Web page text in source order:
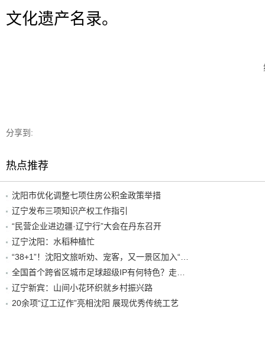
文化遗产名录。
分享到:
热点推荐
沈阳市优化调整七项住房公积金政策举措
辽宁发布三项知识产权工作指引
“民营企业进边疆·辽宁行”大会在丹东召开
辽宁沈阳：水稻种植忙
辽宁新宾：山间小花环织就乡村振兴路
20余项“辽工辽作”亮相沈阳 展现优秀传统工艺